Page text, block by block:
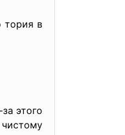
в
этого